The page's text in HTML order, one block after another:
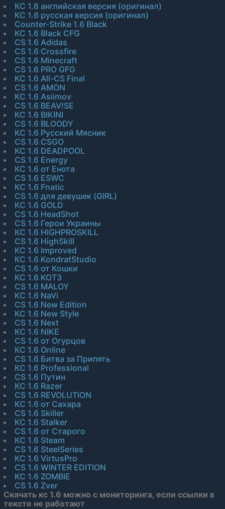
КС 1.6 английская версия (оригинал)
КС 1.6 русская версия (оригинал)
Counter-Strike 1.6 Black
КС 1.6 Black CFG
CS 1.6 Adidas
CS 1.6 Crossfire
CS 1.6 Minecraft
CS 1.6 PRO GFG
КС 1.6 All-CS Final
CS 1.6 AMON
КС 1.6 Asiimov
CS 1.6 BEAV!SE
КС 1.6 BIKINI
CS 1.6 BLOODY
КС 1.6 Русский Мясник
CS 1.6 CSGO
КС 1.6 DEADPOOL
CS 1.6 Energy
КС 1.6 от Енота
CS 1.6 ESWC
КС 1.6 Fnatic
CS 1.6 для девушек (GIRL)
КС 1.6 GOLD
CS 1.6 HeadShot
CS 1.6 Герои Украины
КС 1.6 HIGHPROSKILL
CS 1.6 HighSkill
КС 1.6 Improved
КС 1.6 KondratStudio
CS 1.6 от Кошки
КС 1.6 KOT3
CS 1.6 MALOY
КС 1.6 NaVi
CS 1.6 New Edition
КС 1.6 New Style
CS 1.6 Next
КС 1.6 NIKE
CS 1.6 от Огурцов
КС 1.6 Online
CS 1.6 Битва за Припять
КС 1.6 Professional
CS 1.6 Путин
КС 1.6 Razer
CS 1.6 REVOLUTION
КС 1.6 от Сахара
CS 1.6 Skiller
КС 1.6 Stalker
CS 1.6 от Старого
КС 1.6 Steam
CS 1.6 SteelSeries
КС 1.6 VirtusPro
CS 1.6 WINTER EDITION
КС 1.6 ZOMBIE
CS 1.6 Zver
Скачать кс 1.6 можно с мониторинга, если ссылки в
тексте не работают